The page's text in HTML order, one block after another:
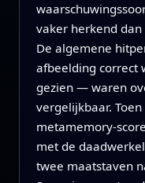
vaker herkend
De algemene
afbeelding correct
gezien — waren
vergelijkbaar.
metamemory-
met de
twee maatstaven